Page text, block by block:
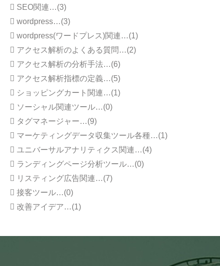
SEO関連…(3)
wordpress…(3)
wordpress(ワードプレス)関連…(1)
アクセス解析のよくある質問…(2)
アクセス解析の分析手法…(6)
アクセス解析指標の定義…(5)
ショッピングカート関連…(1)
ソーシャル関連ツール…(0)
タグマネージャー…(9)
マーケティングデータ収集ツール各種…(1)
ユニバーサルアナリティクス関連…(4)
ランディングページ分析ツール…(0)
リスティング広告関連…(7)
接客ツール…(0)
改善アイデア…(1)